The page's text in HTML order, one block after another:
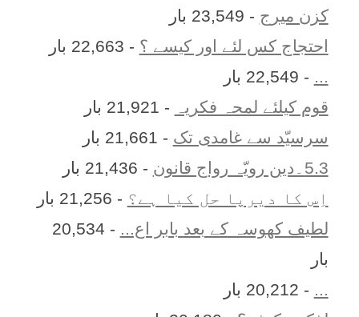
کزن ميرج - 23,549 بار
احتجاج کس لئے اور کیسے ؟ - 22,663 بار
... - 22,549 بار
قوم کیلئے لمحہ فکریہ
- 21,921 بار
سرسیّد سے غامدی تک - 21,661 بار
5.3۔دین رویّہ رواج قانون
- 21,436 بار
اِس کا ديرپا حل کيا ہے؟ - 21,256 بار
لطیف کھوسہ کے بعد بابر اع...
- 20,534
بار
... - 20,212 بار